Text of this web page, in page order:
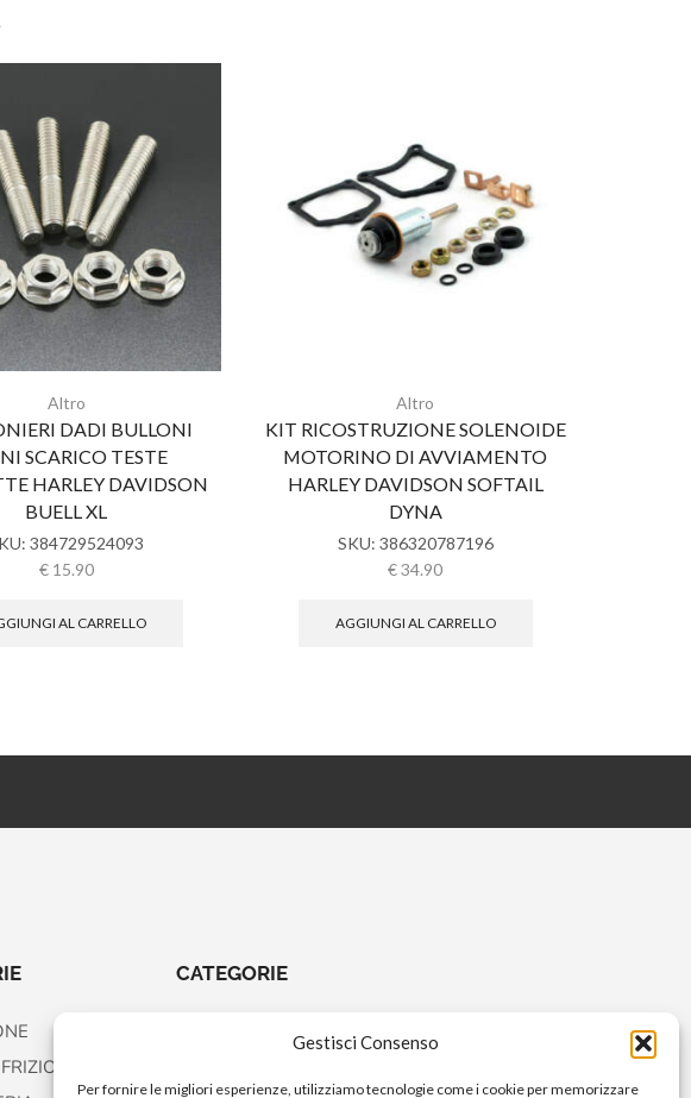
Gestisci Consenso
Per fornire le migliori esperienze, utilizziamo tecnologie come i cookie per memorizzare
Altro
DADI BULLONI
SCARICO TESTE
HARLEY DAVIDSON
BUELL XL
384729524093
€15.90
AL CARRELLO
Altro
KIT RICOSTRUZIONE SOLENOIDE
MOTORINO DI AVVIAMENTO
HARLEY DAVIDSON SOFTAIL
DYNA
SKU: 386320787196
€34.90
AGGIUNGI AL CARRELLO
CATEGORIE
CHIAVI E ATTREZZI